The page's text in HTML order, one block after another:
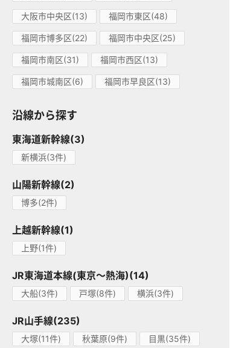
大阪市中央区(13) 福岡市東区(48)
福岡市博多区(22) 福岡市中央区(25)
福岡市南区(31) 福岡市西区(13)
福岡市城南区(6) 福岡市早良区(13)
沿線から探す
東海道新幹線(3)
新横浜(3件)
山陽新幹線(2)
博多(2件)
上越新幹線(1)
上野(1件)
JR東海道本線(東京～熱海)(14)
大船(3件) 戸塚(8件) 横浜(3件)
JR山手線(235)
大塚(11件) 秋葉原(9件) 目黒(35件)